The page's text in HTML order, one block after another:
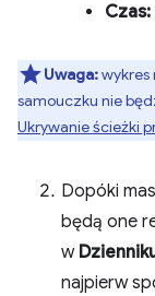
Czas:
Uwaga:wykres
samouczku nie
Ukrywanie ścieżki
Dopóki
będą one
w
najpierw